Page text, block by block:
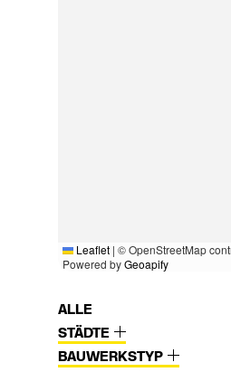
Leaflet | © OpenStreetMap
Powered byGeoapify
ALLE
STÄDTE
BAUWERKSTYP